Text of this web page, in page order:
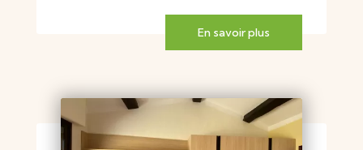
En savoir plus